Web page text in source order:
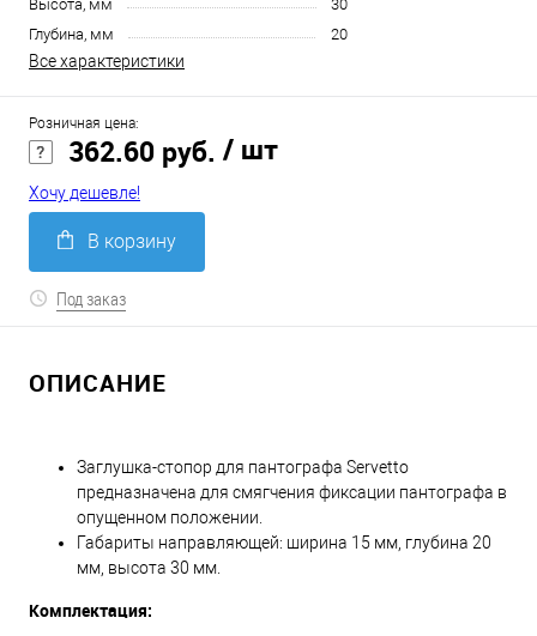
Высота, мм
30
Глубина, мм
20
Все характеристики
Розничная цена:
362.60 руб. / шт
Хочу дешевле!
В корзину
Под заказ
ОПИСАНИЕ
Заглушка-стопор для пантографа Servetto
предназначена для смягчения фиксации пантографа в
опущенном положении.
Габариты направляющей: ширина 15 мм, глубина 20
мм, высота 30 мм.
Комплектация: